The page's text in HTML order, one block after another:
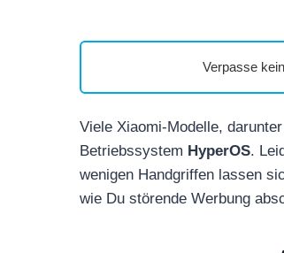
Verpasse
Viele Xiaomi-Modelle,
Betriebssystem HyperOS.
wenigen Handgriffen lassen
wie Du störende Werbung